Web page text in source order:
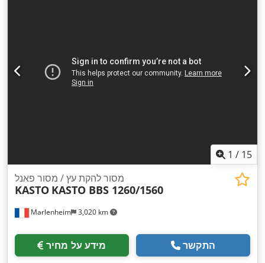
1 / 15
Marlenheim 3,020 km
מסור להקת עץ / מסור פאנל
KASTO KASTO BBS 1260/1560
מידע על מחיר התקשר